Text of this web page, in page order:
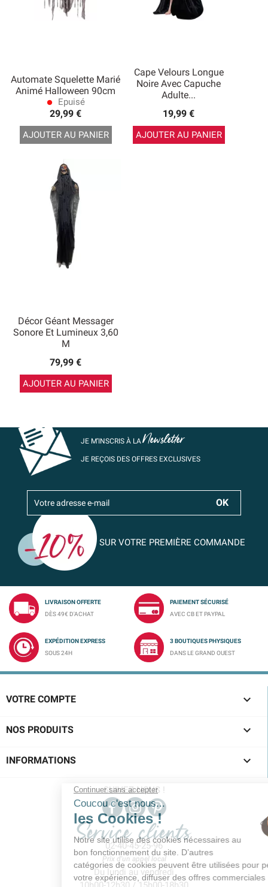
Automate Squelette Marié
Animé Halloween 90cm
lens Epuisé
29,99 €
AJOUTER AU PANIER
Cape Velours Longue
Noire Avec Capuche
Adulte...
19,99 €
AJOUTER AU PANIER
Décor Géant Messager
Sonore Et Lumineux 3,60
M
79,99 €
AJOUTER AU PANIER
JE M’INSCRIS À LANewsletter
JE REÇOIS DES OFFRES EXCLUSIVES
SUR VOTRE PREMIÈRE COMMANDE
LIVRAISON OFFERTE
DÈS 49€ D'ACHAT
PAIEMENT SÉCURISÉ
AVEC CB ET PAYPAL
EXPÉDITION EXPRESS
SOUS 24H
3 BOUTIQUES PHYSIQUES
DANS LE GRAND OUEST
VOTRE COMPTE 
NOS PRODUITS 
INFORMATIONS 
SUIVEZ-NOUS !
Service clients
02-40-45-25-96
Prix d'un appel local
Du lundi au vendredi